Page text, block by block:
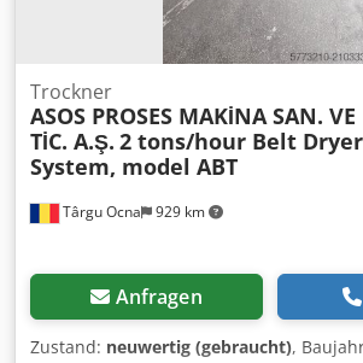
Târgu Ocna 929 km
Trockner
ASOS PROSES MAKİNA SAN. VE
TİC. A.Ş. 2 tons/hour Belt Dryer
System, model ABT
Anfragen
Zustand: neuwertig (gebraucht),